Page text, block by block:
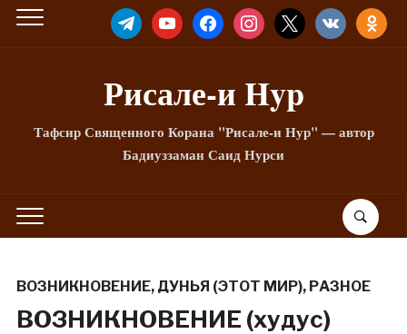
TELEGRAMYOUTUBEFACEBOOKINSTAGRAM
X VKONTAKTE
Рисале-и Hyp
Тафсир Священного Корана "Рисале-и Нур" — автор
Бадиуззаман Саид Нурси
ВОЗНИКНОВЕНИЕ, ДУНЬЯ (ЭТОТ МИР), РАЗНОЕ
ВОЗНИКНОВЕНИЕ (худус)